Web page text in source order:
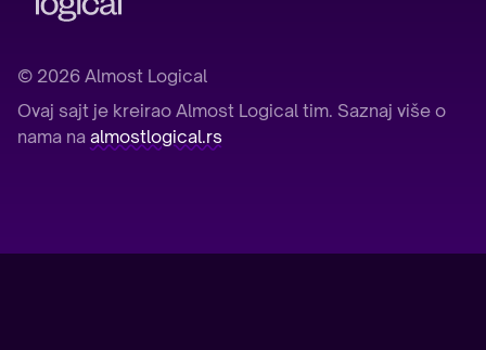
© 2026 Almost Logical
Ovaj sajt je kreirao Almost Logical tim. Saznaj više o
nama na almostlogical.rs